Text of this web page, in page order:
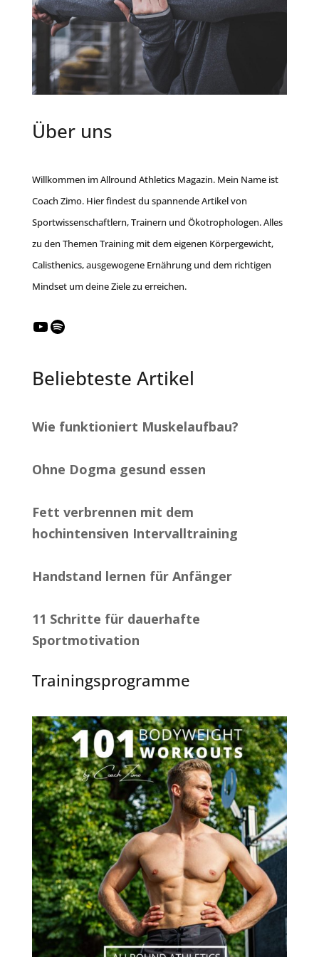
Über uns
Willkommen im Allround Athletics Magazin. Mein Name ist
Coach Zimo. Hier findest du spannende Artikel von
Sportwissenschaftlern, Trainern und Ökotrophologen. Alles
zu den Themen Training mit dem eigenen Körpergewicht,
Calisthenics, ausgewogene Ernährung und dem richtigen
Mindset um deine Ziele zu erreichen.
YouTube
Beliebteste Artikel
Wie funktioniert Muskelaufbau?
Ohne Dogma gesund essen
Fett verbrennen mit dem
hochintensiven Intervalltraining
Handstand lernen für Anfänger
11 Schritte für dauerhafte
Sportmotivation
Trainingsprogramme